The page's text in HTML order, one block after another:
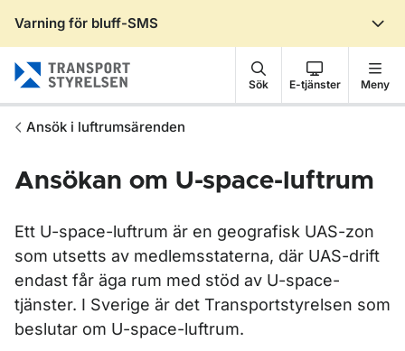
Varning för bluff-SMS
Sök E-tjänster Meny
Ansök i luftrumsärenden
Ansökan om U-space-luftrum
Ett U-space-luftrum är en geografisk UAS-zon
som utsetts av medlemsstaterna, där UAS-drift
endast får äga rum med stöd av U-space-
tjänster. I Sverige är det Transportstyrelsen som
beslutar om U-space-luftrum.